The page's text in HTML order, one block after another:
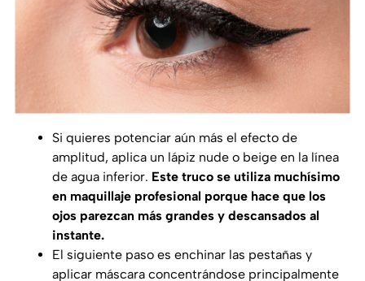
Si quieres potenciar aún más el efecto de
amplitud, aplica un lápiz nude o beige en la línea
de agua inferior. Este truco se utiliza muchísimo
en maquillaje profesional porque hace que los
ojos parezcan más grandes y descansados al
instante.
El siguiente paso es enchinar las pestañas y
aplicar máscara concentrándose principalmente